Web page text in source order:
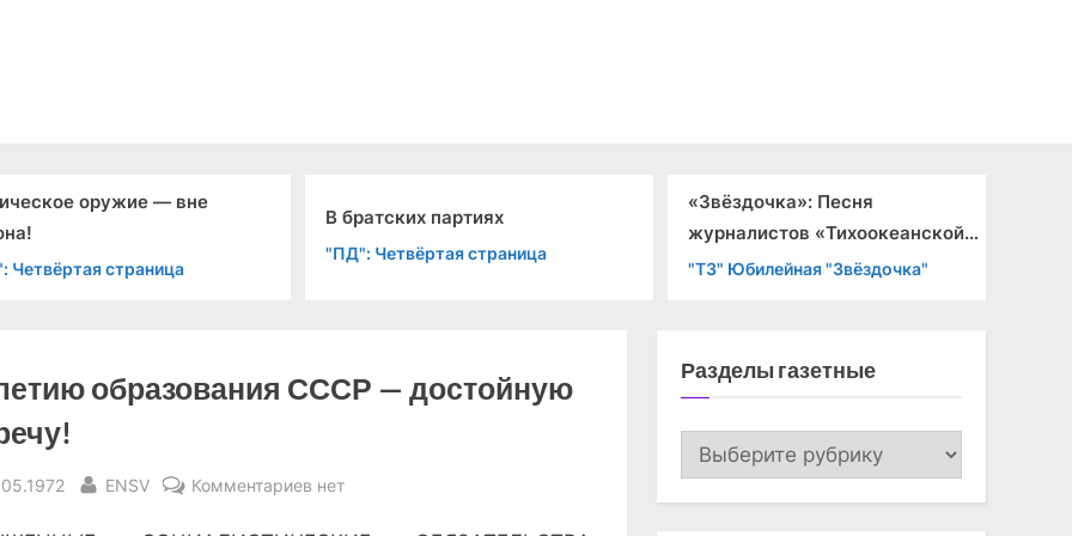
В братских партиях
"ПД": Четвёртая страница
«Звёздочка»: Песня
журналистов «Тихоокеанской
Звезды»»
"ТЗ" Юбилейная "Звёздочка"
«Вечерний Таллинн»,
1991 года
"ВТ" Вторая страница
образования СССР — достойную
By
ENSV Комментариев кнет
Разделы газетные
Разделы
газетные